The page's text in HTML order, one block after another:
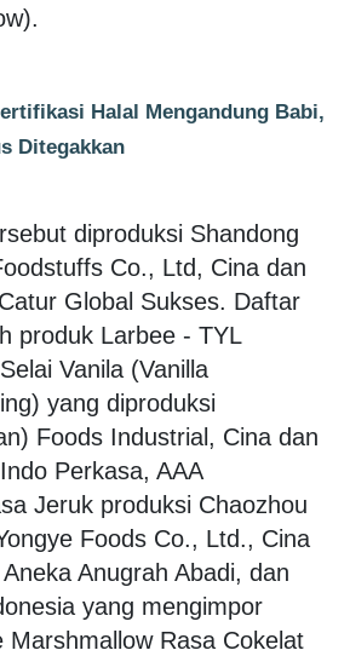
Halal Mengandung Babi,
Ditegakkan
diproduksi Shandong
Co., Ltd, Cina dan
Global Sukses. Daftar
produk Larbee - TYL
Vanila (Vanilla
yang diproduksi
Foods Industrial, Cina dan
Perkasa, AAA
Jeruk produksi Chaozhou
Foods Co., Ltd., Cina
Anugrah Abadi, dan
yang mengimpor
Marshmallow Rasa Cokelat